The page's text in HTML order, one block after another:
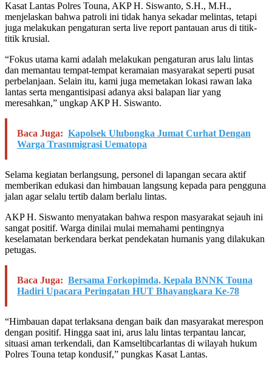
Kasat Lantas Polres Touna, AKP H. Siswanto, S.H., M.H.,
menjelaskan bahwa patroli ini tidak hanya sekadar melintas, tetapi
juga melakukan pengaturan serta live report pantauan arus di titik-
titik krusial.
“Fokus utama kami adalah melakukan pengaturan arus lalu lintas
dan memantau tempat-tempat keramaian masyarakat seperti pusat
perbelanjaan. Selain itu, kami juga memetakan lokasi rawan laka
lantas serta mengantisipasi adanya aksi balapan liar yang
meresahkan,” ungkap AKP H. Siswanto.
Baca Juga: Kapolsek Ulubongka Jumat Curhat Dengan
Warga Trasnmigrasi Uematopa
Selama kegiatan berlangsung, personel di lapangan secara aktif
memberikan edukasi dan himbauan langsung kepada para pengguna
jalan agar selalu tertib dalam berlalu lintas.
AKP H. Siswanto menyatakan bahwa respon masyarakat sejauh ini
sangat positif. Warga dinilai mulai memahami pentingnya
keselamatan berkendara berkat pendekatan humanis yang dilakukan
petugas.
Baca Juga: Bersama Forkopimda, Kepala BNNK Touna
Hadiri Upacara Peringatan HUT Bhayangkara Ke-78
“Himbauan dapat terlaksana dengan baik dan masyarakat merespon
dengan positif. Hingga saat ini, arus lalu lintas terpantau lancar,
situasi aman terkendali, dan Kamseltibcarlantas di wilayah hukum
Polres Touna tetap kondusif,” pungkas Kasat Lantas.